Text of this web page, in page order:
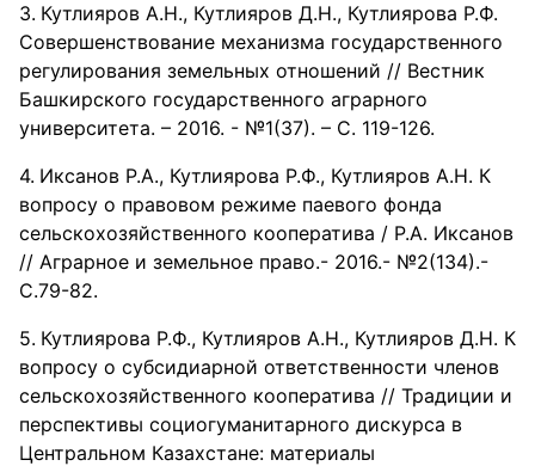
Кутлияров А.Н., Кутлияров Д.Н., Кутлиярова Р.Ф.
Совершенствование механизма государственного
регулирования земельных отношений // Вестник
Башкирского государственного аграрного
университета. – 2016. - №1(37). – С. 119-126.
Иксанов Р.А., Кутлиярова Р.Ф., Кутлияров А.Н. К
вопросу о правовом режиме паевого фонда
сельскохозяйственного кооператива / Р.А. Иксанов
// Аграрное и земельное право.- 2016.- №2(134).-
С.79-82.
Кутлиярова Р.Ф., Кутлияров А.Н., Кутлияров Д.Н. К
вопросу о субсидиарной ответственности членов
сельскохозяйственного кооператива // Традиции и
перспективы социогуманитарного дискурса в
Центральном Казахстане: материалы